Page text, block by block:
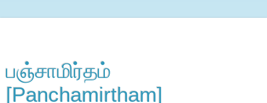
பஞ்சாமிர்தம்
[Panchamirtham]